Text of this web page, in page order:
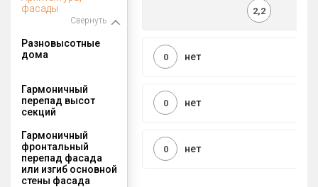
фасады
Свернуть
2,2
Разновысотные
дома
нет
0
Гармоничный
перепад высот
секций
нет
0
Гармоничный
фронтальный
перепад фасада
или изгиб основной
стены фасада
нет
0